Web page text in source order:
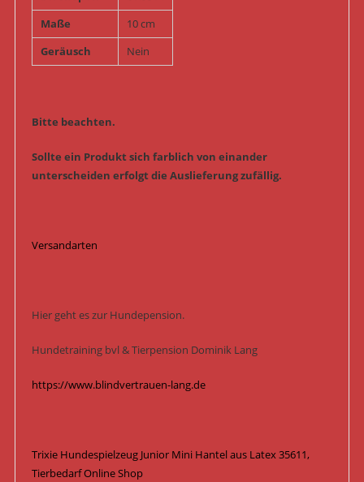
Maße
10 cm
Geräusch
Nein
Bitte beachten.
Sollte ein Produkt sich farblich von einander
unterscheiden erfolgt die Auslieferung zufällig.
Versandarten
Hier geht es zur Hundepension.
Hundetraining bvl & Tierpension Dominik Lang
https://www.blindvertrauen-lang.de
Trixie Hundespielzeug Junior Mini Hantel aus Latex 35611,
Tierbedarf Online Shop